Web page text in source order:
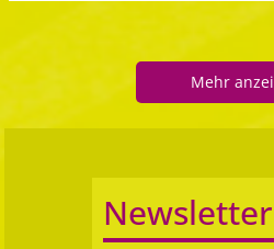
Mehr
Newsletter